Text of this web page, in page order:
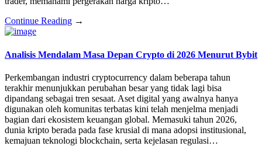
Continue Reading →
Analisis Mendalam Masa Depan Crypto di 2026 Menurut Bybit
Perkembangan industri cryptocurrency dalam beberapa tahun
terakhir menunjukkan perubahan besar yang tidak lagi bisa
dipandang sebagai tren sesaat. Aset digital yang awalnya hanya
digunakan oleh komunitas terbatas kini telah menjelma menjadi
bagian dari ekosistem keuangan global. Memasuki tahun 2026,
dunia kripto berada pada fase krusial di mana adopsi institusional,
kemajuan teknologi blockchain, serta kejelasan regulasi…